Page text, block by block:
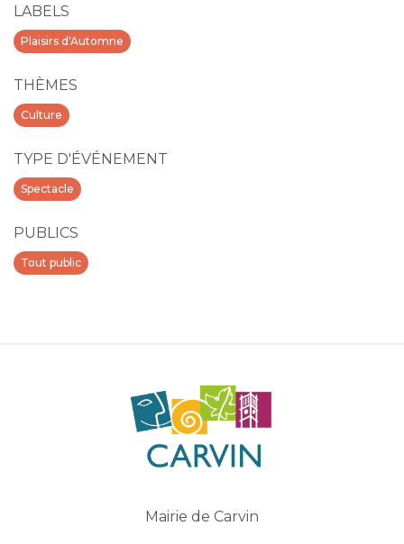
LABELS
Plaisirs d'Automne
THÈMES
Culture
TYPE D'ÉVÉNEMENT
Spectacle
PUBLICS
Tout public
Mairie de Carvin